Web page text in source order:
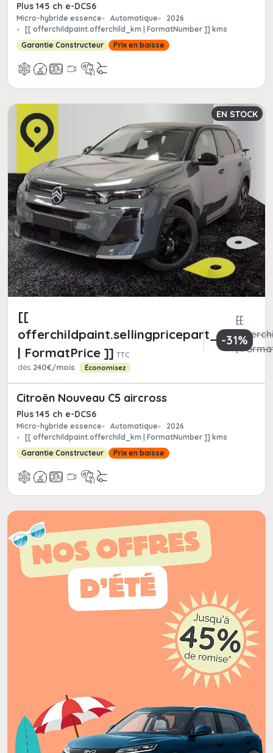
Plus 145 ch e-DCS6
Micro-hybride essence Automatique
2026
[[ offerchildpaint.offerchild_km | FormatNumber ]] kms
Garantie Constructeur
Prix en baisse
EN STOCK
[[
offerchildpaint.sellingpricepart_ttc
| FormatPrice ]] TTC
[[
|
dès 240€/mois Économisez
-31%
Citroën Nouveau C5 aircross
Plus 145 ch e-DCS6
Micro-hybride essence Automatique
2026
[[ offerchildpaint.offerchild_km | FormatNumber ]] kms
Garantie Constructeur
Prix en baisse